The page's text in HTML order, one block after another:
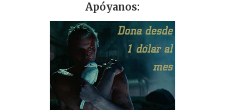
Apóyanos: